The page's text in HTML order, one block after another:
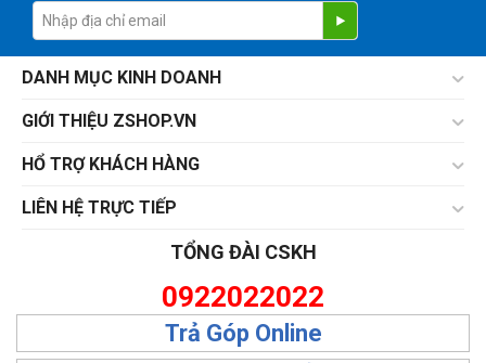
DANH MỤC KINH DOANH
GIỚI THIỆU ZSHOP.VN
HỔ TRỢ KHÁCH HÀNG
LIÊN HỆ TRỰC TIẾP
TỔNG ĐÀI CSKH
0922022022
Trả Góp Online